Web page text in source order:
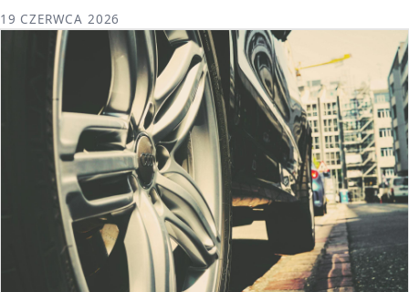
19 CZERWCA 2026